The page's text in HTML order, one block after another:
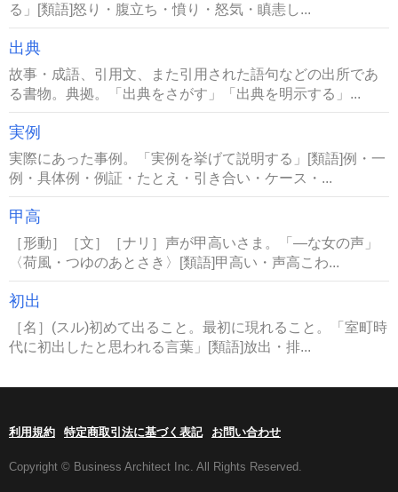
る」[類語]怒り・腹立ち・憤り・怒気・瞋恚し...
出典
故事・成語、引用文、また引用された語句などの出所であ
る書物。典拠。「出典をさがす」「出典を明示する」...
実例
実際にあった事例。「実例を挙げて説明する」[類語]例・一
例・具体例・例証・たとえ・引き合い・ケース・...
甲高
［形動］［文］［ナリ］声が甲高いさま。「―な女の声」
〈荷風・つゆのあとさき〉[類語]甲高い・声高こわ...
初出
［名］(スル)初めて出ること。最初に現れること。「室町時
代に初出したと思われる言葉」[類語]放出・排...
利用規約 特定商取引法に基づく表記 お問い合わせ
Copyright © Business Architect Inc. All Rights Reserved.